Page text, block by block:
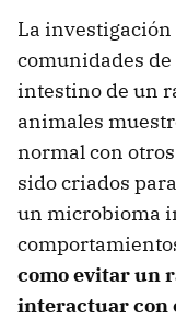
La investigación
comunidades
intestino de un
animales
normal con
sido criados
un microbioma
como evitar un
interactuar con